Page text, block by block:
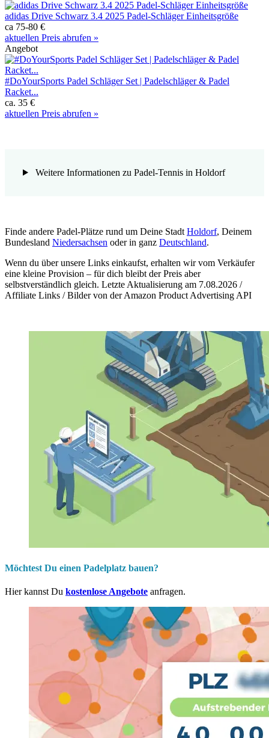
adidas Drive Schwarz 3.4 2025 Padel-Schläger Einheitsgröße
ca 75-80 €
aktuellen Preis abrufen »
Angebot
#DoYourSports Padel Schläger Set | Padelschläger & Padel
Racket...
ca. 35 €
aktuellen Preis abrufen »
Weitere Informationen zu Padel-Tennis in Holdorf
Finde andere Padel-Plätze rund um Deine Stadt Holdorf, Deinem
Bundesland Niedersachsen oder in ganz Deutschland.
Wenn du über unsere Links einkaufst, erhalten wir vom Verkäufer
eine kleine Provision – für dich bleibt der Preis aber
selbstverständlich gleich. Letzte Aktualisierung am 7.08.2026 /
Affiliate Links / Bilder von der Amazon Product Advertising API
Möchtest Du einen Padelplatz bauen?
Hier kannst Du kostenlose Angebote anfragen.